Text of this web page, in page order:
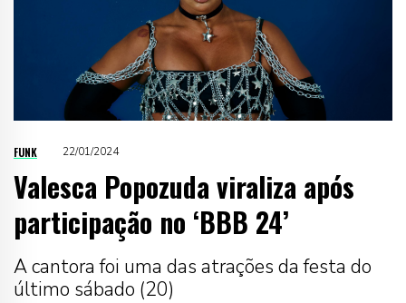
FUNK 22/01/2024
Valesca Popozuda viraliza após
participação no ‘BBB 24’
A cantora foi uma das atrações da festa do
último sábado (20)